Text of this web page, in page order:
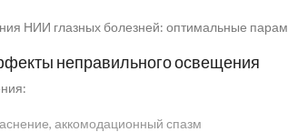
НИИ глазных болезней: оптимальные
неправильного освещения
аккомодационный спазм